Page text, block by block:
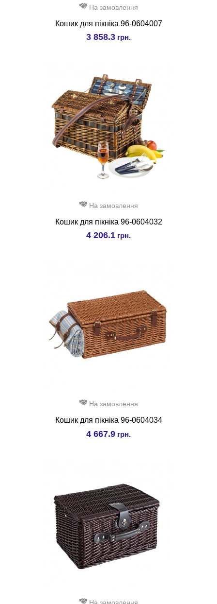
На замовлення
Кошик для пікніка 96-0604007
3 858.3 грн.
На замовлення
Кошик для пікніка 96-0604032
4 206.1 грн.
На замовлення
Кошик для пікніка 96-0604034
4 667.9 грн.
На замовлення